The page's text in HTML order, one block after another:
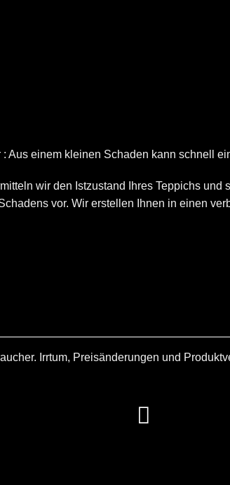
Aus einem kleinen Schaden kann schnell
wir den Istzustand Ihres Teppichs und
vor. Wir erstellen Ihnen in einen
Irrtum, Preisänderungen und